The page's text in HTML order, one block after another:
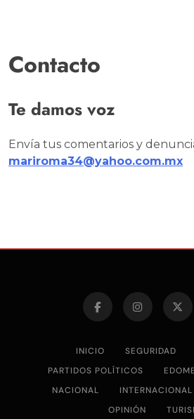
Contacto
Te damos voz
Envía tus comentarios y
mariroma34@yahoo.com.mx
INICIO SEGURIDAD
PARTIDOS POLÍTICOS
NACIONAL
INTERNACIONAL
OPINIÓN